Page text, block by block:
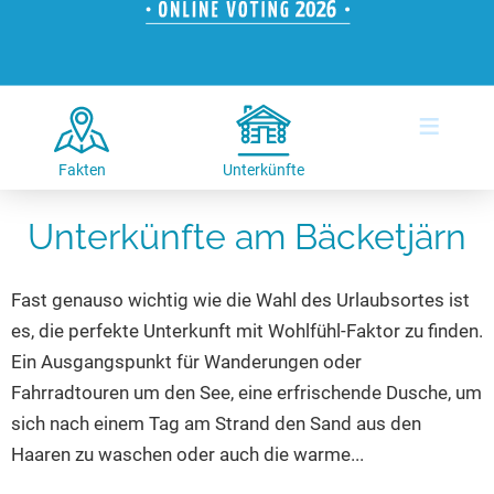
Radtouren am See
Kitesurfen
Kanu- & Kajaktouren
Badeseen in Deutschland
Wellness am See
Romantik Hotels
Urlaub an der Küste
Unterkünfte
Hotels am See
Ferienwohnungen
Camping
Kanu- & Kajak-Urlaub
Wanderurlaub
Bikeurlaub
Auszeit & Wellness
Camping am See
Top-Hotels
Top-Hotel Empfehlungen
Familienhotels
Wellness-Hotels
Biohotels
Ausgefallenes
Häuser auf dem Wasser
Hundefreundliche Unterkünfte
Seen in Deutschland
Seen in Europa
Strandbad-Verzeichnis
Überwachte Badestellen
Unsere See-Highlights
Deutschlands schönste Seen
Top Seen nach Bundesländern
Top Seen nach Regionen
Deutschlands Lieblingsseen
Fakten Unterkünfte
≡
Unterkünfte am Bäcketjärn
Fast genauso wichtig wie die Wahl des Urlaubsortes ist
es, die perfekte Unterkunft mit Wohlfühl-Faktor zu finden.
Ein Ausgangspunkt für Wanderungen oder
Fahrradtouren um den See, eine erfrischende Dusche, um
sich nach einem Tag am Strand den Sand aus den
Haaren zu waschen oder auch die warme...